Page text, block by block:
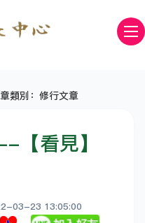
類別：修行文章
【看見】
03-23 13:05:00